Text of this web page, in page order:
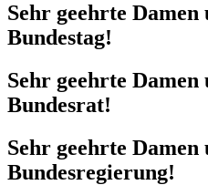
Sehr geehrte
Bundestag!
Sehr geehrte
Bundesrat!
Sehr geehrte
Bundesregierung!